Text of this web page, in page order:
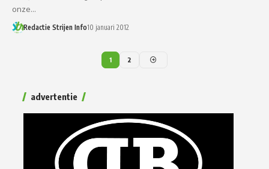
onze…
Redactie Strijen Info10 januari 2012
1 2
advertentie